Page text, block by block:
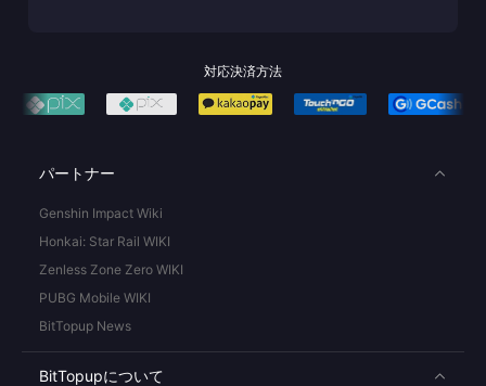
対応決済方法
パートナー
Genshin Impact Wiki
Honkai: Star Rail WIKI
Zenless Zone Zero WIKI
PUBG Mobile WIKI
BitTopup News
BitTopupについて